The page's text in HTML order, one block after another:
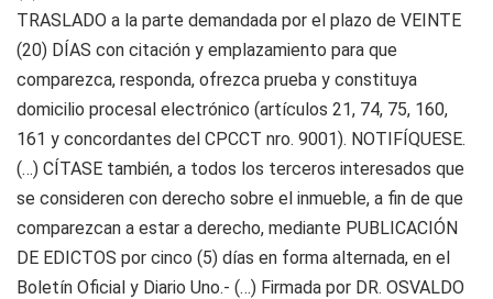
TRASLADO a la parte demandada por el plazo de VEINTE
(20) DÍAS con citación y emplazamiento para que
comparezca, responda, ofrezca prueba y constituya
domicilio procesal electrónico (artículos 21, 74, 75, 160,
161 y concordantes del CPCCT nro. 9001). NOTIFÍQUESE.
(…) CÍTASE también, a todos los terceros interesados que
se consideren con derecho sobre el inmueble, a fin de que
comparezcan a estar a derecho, mediante PUBLICACIÓN
DE EDICTOS por cinco (5) días en forma alternada, en el
Boletín Oficial y Diario Uno.- (…) Firmada por DR. OSVALDO